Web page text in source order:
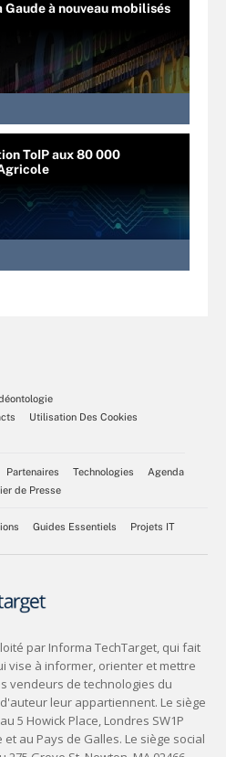
Gaude à nouveau mobilisés
ToIP aux 80 000
Utilisation Des Cookies
Partenaires Technologies
Agenda
de Presse
Guides Essentiels Projets IT